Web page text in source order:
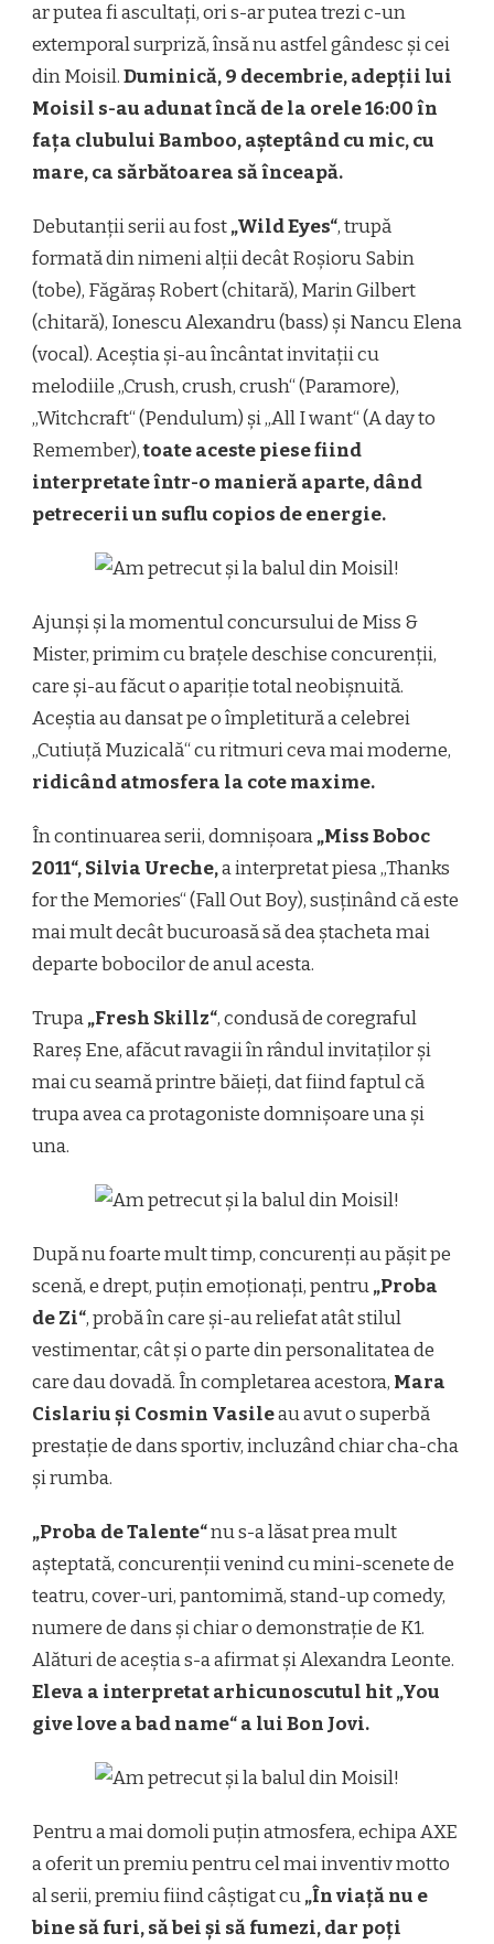
ar putea fi ascultați, ori s-ar putea trezi c-un
extemporal surpriză, însă nu astfel gândesc și cei
din Moisil.Duminică, 9 decembrie, adepții lui
Moisil s-au adunat încă de la orele 16:00 în
fața clubului Bamboo, așteptând cu mic, cu
mare, ca sărbătoarea să înceapă.
Debutanții serii au fost„Wild Eyes“, trupă
formată din nimeni alții decât Roșioru Sabin
(tobe), Făgăraș Robert (chitară), Marin Gilbert
(chitară), Ionescu Alexandru (bass) și Nancu Elena
(vocal). Aceștia și-au încântat invitații cu
melodiile „Crush, crush, crush“ (Paramore),
„Witchcraft“ (Pendulum) și „All I want“ (A day to
Remember),toate aceste piese fiind
interpretate într-o manieră aparte, dând
petrecerii un suflu copios de energie.
Ajunși și la momentul concursului de Miss &
Mister, primim cu brațele deschise concurenții,
care și-au făcut o apariție total neobișnuită.
Aceștia au dansat pe o împletitură a celebrei
„Cutiuță Muzicală“ cu ritmuri ceva mai moderne,
ridicând atmosfera la cote maxime.
În continuarea serii, domnișoara„Miss Boboc
2011“, Silvia Ureche,a interpretat piesa „Thanks
for the Memories“ (Fall Out Boy), susținând că este
mai mult decât bucuroasă să dea ștacheta mai
departe bobocilor de anul acesta.
Trupa„Fresh Skillz“, condusă de coregraful
Rareș Ene, afăcut ravagii în rândul invitaților și
mai cu seamă printre băieți, dat fiind faptul că
trupa avea ca protagoniste domnișoare una și
una.
După nu foarte mult timp, concurenți au pășit pe
scenă, e drept, puțin emoționați, pentru„Proba
de Zi“, probă în care și-au reliefat atât stilul
vestimentar, cât și o parte din personalitatea de
care dau dovadă. În completarea acestora, Mara
Cislariu și Cosmin Vasileau avut o superbă
prestație de dans sportiv, incluzând chiar cha-cha
și rumba.
„Proba de Talente“nu s-a lăsat prea mult
așteptată, concurenții venind cu mini-scenete de
teatru, cover-uri, pantomimă, stand-up comedy,
numere de dans și chiar o demonstrație de K1.
Alături de aceștia s-a afirmat și Alexandra Leonte.
Eleva a interpretat arhicunoscutul hit „You
give love a bad name“ a lui Bon Jovi.
Pentru a mai domoli puțin atmosfera, echipa AXE
a oferit un premiu pentru cel mai inventiv motto
al serii, premiu fiind câștigat cu„În viață nu e
bine să furi, să bei și să fumezi, dar poți